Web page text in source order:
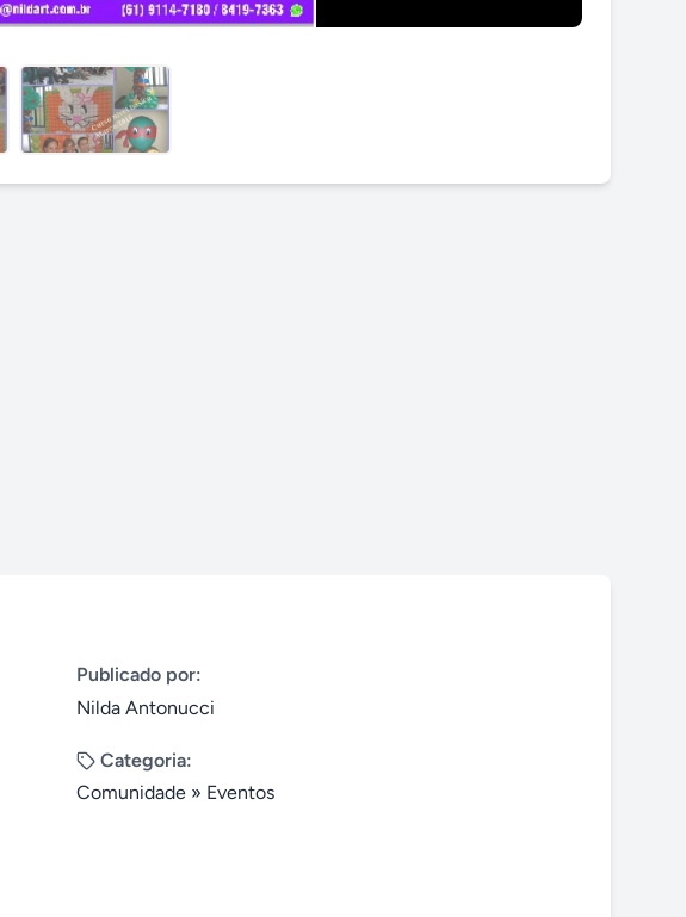
Publicado por:
Nilda Antonucci
Categoria:
Comunidade » Eventos